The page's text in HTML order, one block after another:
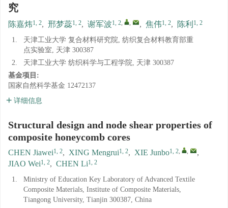
究
陈嘉炜1, 2, 邢梦蕊1, 2, 谢军波1, 2, , , 焦伟1, 2, 陈利 1, 2
1.
天津工业大学 复合材料研究院, 纺织复合材料教育部重
点实验室, 天津 300387
2.
天津工业大学 纺织科学与工程学院, 天津 300387
基金项目:
国家自然科学基金 12472137
详细信息
Structural design and node shear properties of
composite honeycomb cores
CHEN Jiawei1, 2, XING Mengrui1, 2, XIE Junbo1, 2, ,
,
JIAO Wei1, 2, CHEN Li1, 2
1.
Ministry of Education Key Laboratory of Advanced Textile
Composite Materials, Institute of Composite Materials,
Tiangong University, Tianjin 300387, China